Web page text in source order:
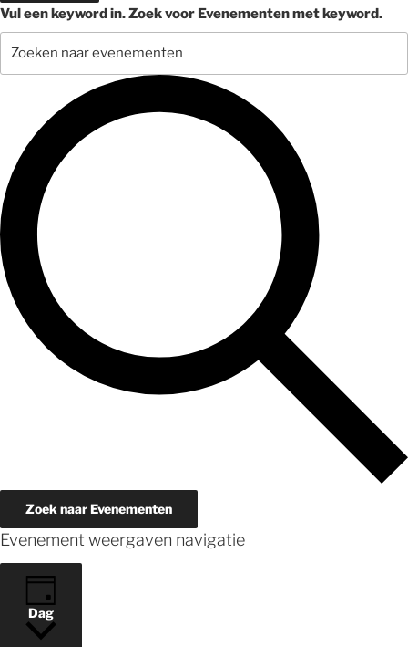
Vul een keyword in. Zoek voor Evenementen met keyword.
Zoek naar Evenementen
Evenement weergaven navigatie
Dag